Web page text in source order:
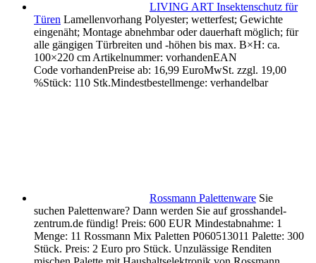
LIVING ART Insektenschutz für
Türen Lamellenvorhang Polyester; wetterfest; Gewichte
eingenäht; Montage abnehmbar oder dauerhaft möglich; für
alle gängigen Türbreiten und -höhen bis max. B×H: ca.
100×220 cm Artikelnummer: vorhandenEAN
Code vorhandenPreise ab: 16,99 EuroMwSt. zzgl. 19,00
%Stück: 110 Stk.Mindestbestellmenge: verhandelbar
Rossmann Palettenware Sie
suchen Palettenware? Dann werden Sie auf grosshandel-
zentrum.de fündig! Preis: 600 EUR Mindestabnahme: 1
Menge: 11 Rossmann Mix Paletten P060513011 Palette: 300
Stück. Preis: 2 Euro pro Stück. Unzulässige Renditen